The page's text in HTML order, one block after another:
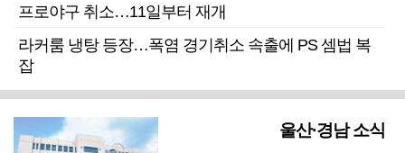
프로야구 취소…11일부터 재개
라커룸 냉탕 등장…폭염 경기취소 속출에 PS 셈법 복
잡
울산·경남 소식